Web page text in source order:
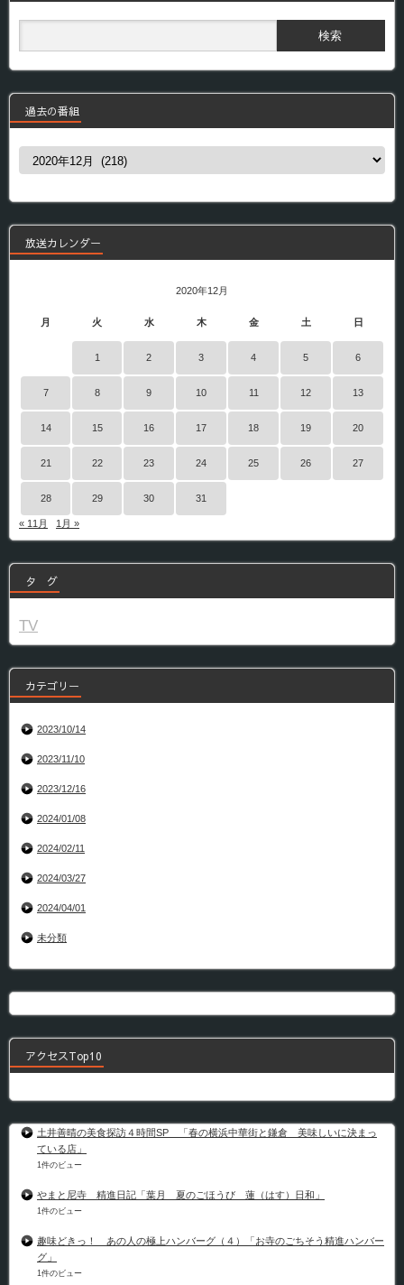
過去の番組
過
組
放送カレンダー
2020年12月
月 火 水 木 金 土 日
1 2 3 4 5 6
7 8 9 10 11 12 13
14 15 16 17 18 19 20
21 22 23 24 25 26 27
28 29 30 31
« 11月 1月 »
タ グ
TV
カテゴリー
2023/10/14
2023/11/10
2023/12/16
2024/01/08
2024/02/11
2024/03/27
2024/04/01
未分類
アクセスTop10
土井善晴の美食探訪４時間SP 「春の横浜中華街と鎌倉 美味しいに決まっ
ている店」
1件のビュー
やまと尼寺 精進日記「葉月 夏のごほうび 蓮（はす）日和」
1件のビュー
趣味どきっ！ あの人の極上ハンバーグ（４）「お寺のごちそう精進ハンバー
グ」
1件のビュー